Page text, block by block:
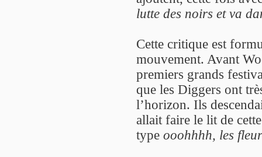
lutte des noirs et va
Cette critique est
mouvement. Avant
premiers grands
que les Diggers ont
l’horizon. Ils
allait faire le lit de
type ooohhhh, les